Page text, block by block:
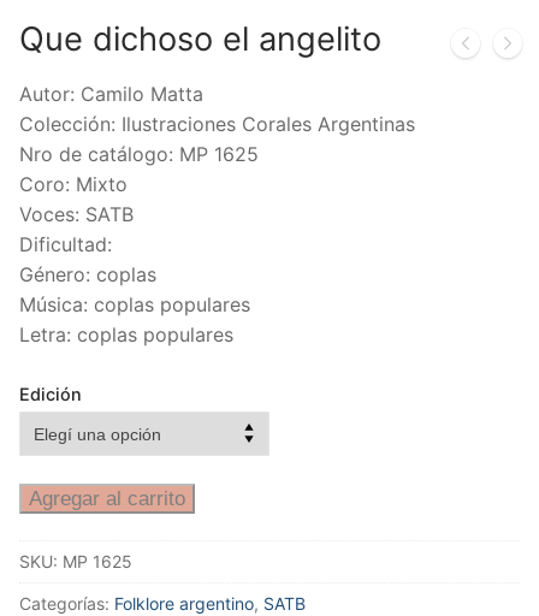
Que dichoso el angelito
Autor: Camilo Matta
Colección: Ilustraciones Corales Argentinas
Nro de catálogo: MP 1625
Coro: Mixto
Voces: SATB
Dificultad:
Género: coplas
Música: coplas populares
Letra: coplas populares
Edición
Agregar al carrito
SKU: MP 1625
Categorías: Folklore argentino, SATB